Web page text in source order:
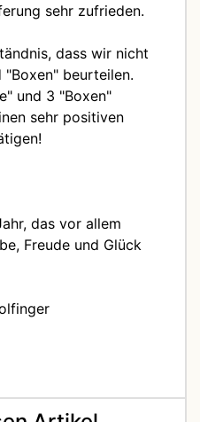
sehr zufrieden.
dass wir nicht
"Boxen" beurteilen.
und 3 "Boxen"
sehr positiven
das vor allem
Freude und Glück